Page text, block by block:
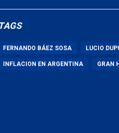
TAGS
FERNANDO BÁEZ SOSA LUCIO
INFLACION EN ARGENTINA GRAN